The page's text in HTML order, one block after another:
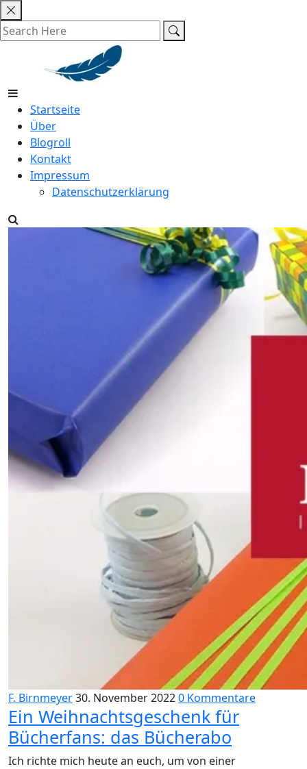
Skip
to
content
Startseite
Über
Blogroll
Kontakt
Impressum
Datenschutzerklärung
F. Birnmeyer30. November 20220 Kommentare
Ein Weihnachtsgeschenk für
Bücherfans: das Bücherabo
Ich richte mich heute an euch, um von einer